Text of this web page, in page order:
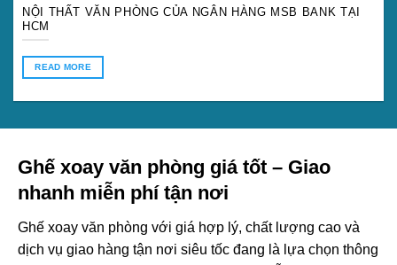
NỘI THẤT VĂN PHÒNG CỦA NGÂN HÀNG MSB BANK TẠI
HCM
READ MORE
Ghế xoay văn phòng giá tốt – Giao
nhanh miễn phí tận nơi
Ghế xoay văn phòng với giá hợp lý, chất lượng cao và
dịch vụ giao hàng tận nơi siêu tốc đang là lựa chọn thông